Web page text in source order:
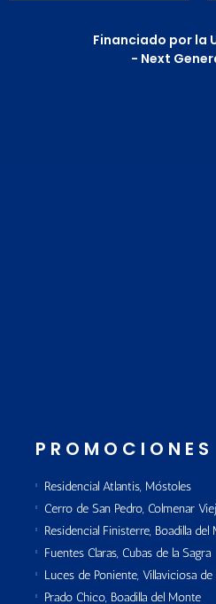
Financiado por la
- Next
PROMOCIONES
Residencial Atlantis, Móstoles
Cerro de San Pedro, Colmenar
Residencial Finisterre, Boadilla del
Fuentes Claras, Cubas de la Sagra
Luces de Poniente, Villaviciosa
Prado Chico, Boadilla del Monte